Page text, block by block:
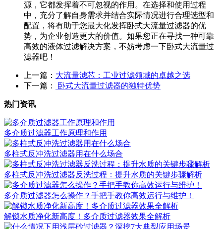
源，它都发挥着不可忽视的作用。在选择和使用过程
中，充分了解自身需求并结合实际情况进行合理选型和
配置，将有助于您最大化发挥卧式大流量过滤器的优
势，为企业创造更大的价值。如果您正在寻找一种可靠
高效的液体过滤解决方案，不妨考虑一下卧式大流量过
滤器吧！
上一篇： 大流量滤芯：工业过滤领域的卓越之选
下一篇：
卧式大流量过滤器的独特优势
热门资讯
多介质过滤器工作原理和作用
多柱式反冲洗过滤器用在什么场合
多柱式反冲洗过滤器反洗过程：提升水质的关键步骤解析
多介质过滤器怎么操作？手把手教你高效运行与维护！
​解锁水质净化新高度！多介质过滤器效果全解析